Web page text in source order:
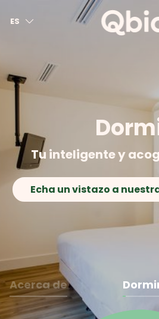
ES
FR
DE
Más
Tu inteligente y
Echa un vistazo a
Desayuna todo lo
Acerca de